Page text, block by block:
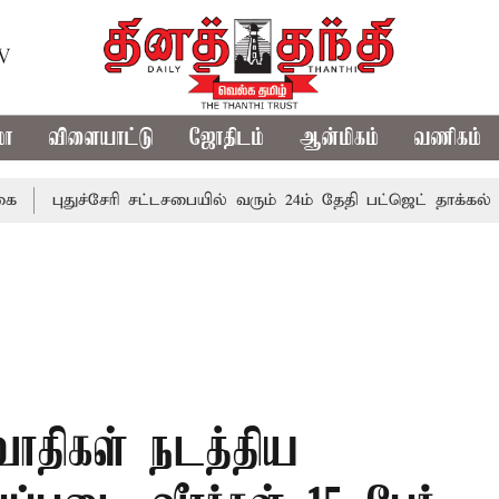
விளையாட்டு ஜோதிடம் ஆன்மிகம் வணிகம்
சட்டசபையில் வரும் 24ம் தேதி பட்ஜெட் தாக்கல்
நடத்திய